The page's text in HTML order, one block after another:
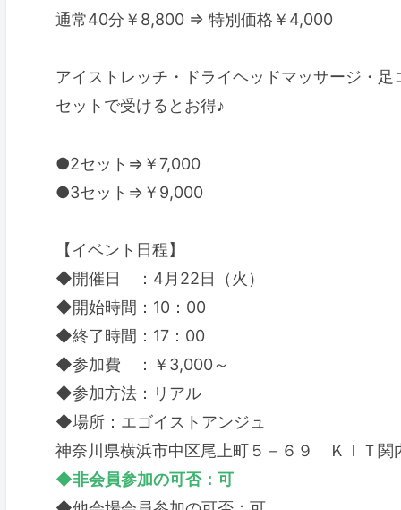
通常40分￥8,800 ⇒ 特別価格￥4,000
アイストレッチ・ドライヘッドマッサージ・足
セットで受けるとお得♪
●2セット⇒￥7,000
●3セット⇒￥9,000
【イベント日程】
◆開催日 ：4月22日（火）
◆開始時間：10：00
◆終了時間：17：00
◆参加費 ：￥3,000～
◆参加方法：リアル
◆場所：エゴイストアンジュ
神奈川県横浜市中区尾上町５－６９ ＫＩＴ関
◆非会員参加の可否：可